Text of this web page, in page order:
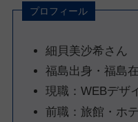
プロフィール
細貝美沙希さん
福島出身・福島
現職：WEBデザ
前職：旅館・ホ